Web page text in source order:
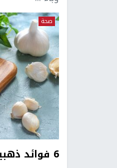
صحة
6 فوائد ذهبية غير معروفة للثوم